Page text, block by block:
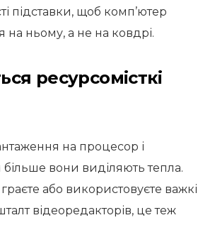
підставки, щоб комп’ютер
на ньому, а не на ковдрі.
ресурсомісткі
на процесор і
більше вони виділяють тепла.
або використовуєте важкі
відеоредакторів, це теж